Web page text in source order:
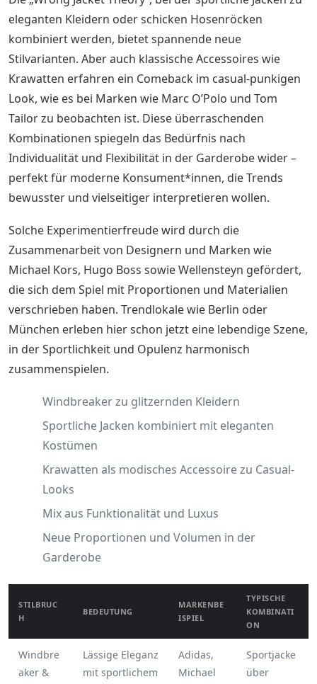
eleganten Kleidern oder schicken Hosenröcken
kombiniert werden, bietet spannende neue
Stilvarianten. Aber auch klassische Accessoires wie
Krawatten erfahren ein Comeback im casual-punkigen
Look, wie es bei Marken wie Marc O’Polo und Tom
Tailor zu beobachten ist. Diese überraschenden
Kombinationen spiegeln das Bedürfnis nach
Individualität und Flexibilität in der Garderobe wider –
perfekt für moderne Konsument*innen, die Trends
bewusster und vielseitiger interpretieren wollen.
Solche Experimentierfreude wird durch die
Zusammenarbeit von Designern und Marken wie
Michael Kors, Hugo Boss sowie Wellensteyn gefördert,
die sich dem Spiel mit Proportionen und Materialien
verschrieben haben. Trendlokale wie Berlin oder
München erleben hier schon jetzt eine lebendige Szene,
in der Sportlichkeit und Opulenz harmonisch
zusammenspielen.
Windbreaker zu glitzernden Kleidern
Sportliche Jacken kombiniert mit eleganten
Kostümen
Krawatten als modisches Accessoire zu Casual-
Looks
Mix aus Funktionalität und Luxus
Neue Proportionen und Volumen in der
Garderobe
STILBRUC
H
BEDEUTUNG
MARKENBE
ISPIEL
TYPISCHE
KOMBINATI
ON
Windbre
aker &
Lässige Eleganz
mit sportlichem
Adidas,
Michael
Sportjacke
über